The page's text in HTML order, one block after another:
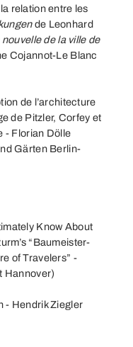
relation entre les
de Leonhard
de la ville de
Cojannot-Le Blanc
de l’architecture
de Pitzler, Corfey et
- Florian Dölle
Gärten Berlin-
Know About
“Baumeister-
of Travelers” -
Hannover)
- Hendrik Ziegler